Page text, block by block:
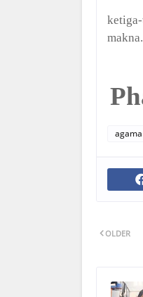
agama
OLDER